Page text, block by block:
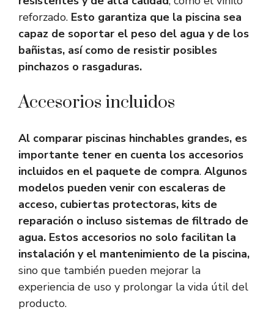
reforzado. Esto garantiza que la piscina sea
capaz de soportar el peso del agua y de los
bañistas, así como de resistir posibles
pinchazos o rasgaduras.
Accesorios incluidos
Al comparar piscinas hinchables grandes, es
importante tener en cuenta los accesorios
incluidos en el paquete de compra. Algunos
modelos pueden venir con escaleras de
acceso, cubiertas protectoras, kits de
reparación o incluso sistemas de filtrado de
agua. Estos accesorios no solo facilitan la
instalación y el mantenimiento de la piscina,
sino que también pueden mejorar la
experiencia de uso y prolongar la vida útil del
producto.